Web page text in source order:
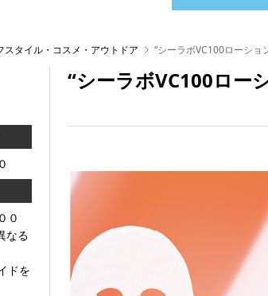
スタイル・コスメ・アウトドア “シーラボVC100ローショ
“シーラボVC100ロー
０
なる
ドを